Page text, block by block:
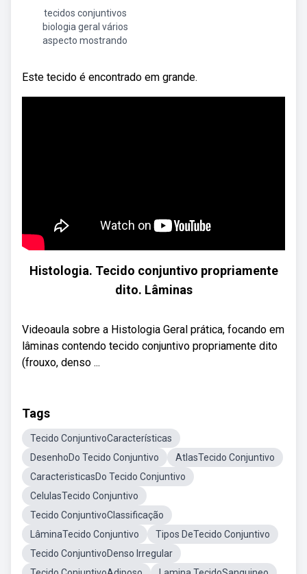
tecidos conjuntivos
biologia geral vários
aspecto mostrando
Este tecido é encontrado em grande.
Histologia. Tecido conjuntivo propriamente
dito. Lâminas
Videoaula sobre a Histologia Geral prática, focando em
lâminas contendo tecido conjuntivo propriamente dito
(frouxo, denso ...
Tags
Tecido ConjuntivoCaracterísticas
DesenhoDo Tecido Conjuntivo
AtlasTecido Conjuntivo
CaracteristicasDo Tecido Conjuntivo
CelulasTecido Conjuntivo
Tecido ConjuntivoClassificação
LâminaTecido Conjuntivo
Tipos DeTecido Conjuntivo
Tecido ConjuntivoDenso Irregular